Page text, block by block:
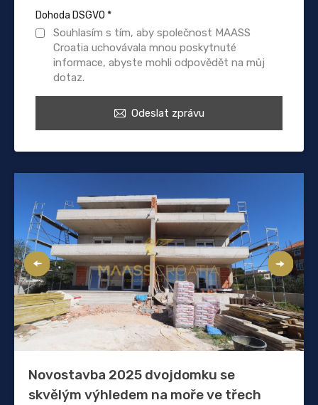
Dohoda DSGVO *
Souhlasím s tím, aby společnost MAASS
Croatia uchovávala mnou poskytnuté
informace, abyste mohli odpovědět na můj
dotaz.
Odeslat zprávu
Novostavba 2025 dvojdomku se
skvělým výhledem na moře ve třech